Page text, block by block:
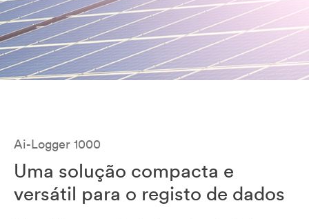
Ai-Logger 1000
Uma solução compacta e
versátil para o registo de dados